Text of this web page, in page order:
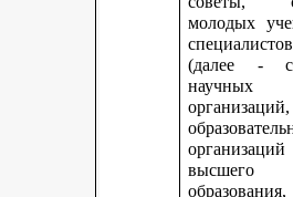
молодых
специалистов
(далее -
научных
организаций,
организаций
высшего
образования,